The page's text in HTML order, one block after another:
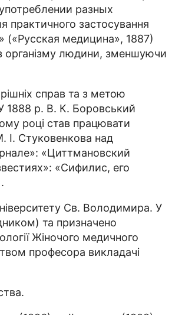
разных
практичного застосування
(«Русская медицина», 1887)
з організму людини, зменшуючи
справ та з метою
1888 р. В. К. Боровський
році став працювати
І. Стуковенкова над
«Циттмановский
«Сифилис, его
Св. Володимира. У
та призначено
Жіночого медичного
професора викладачі